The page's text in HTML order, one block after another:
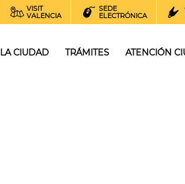
VISIT
VALENCIA
SEDE
ELECTRÓNICA
LA CIUDAD TRÁMITES ATENCIÓN